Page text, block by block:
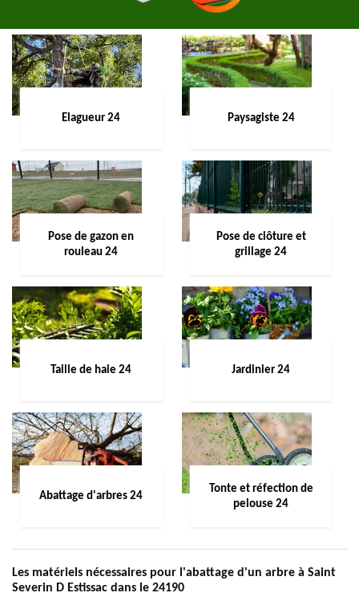
Elagueur 24 Paysagiste 24
Pose de gazon en
rouleau 24
Pose de clôture et
grillage 24
Taille de haie 24 Jardinier 24
Abattage d'arbres 24
Tonte et réfection de
pelouse 24
Les matériels nécessaires pour l'abattage d'un arbre à Saint
Severin D Estissac dans le 24190